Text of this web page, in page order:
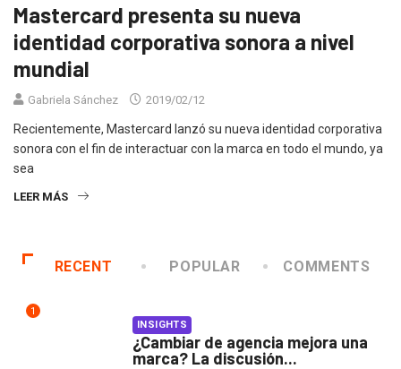
Mastercard presenta su nueva
identidad corporativa sonora a nivel
mundial
Gabriela Sánchez 2019/02/12
Recientemente, Mastercard lanzó su nueva identidad corporativa
sonora con el fin de interactuar con la marca en todo el mundo, ya
sea
LEER MÁS
RECENT POPULAR COMMENTS
1
INSIGHTS
¿Cambiar de agencia mejora una
marca? La discusión...